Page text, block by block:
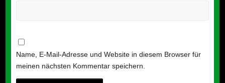
Name, E-Mail-Adresse und Website in diesem Browser für
meinen nächsten Kommentar speichern.